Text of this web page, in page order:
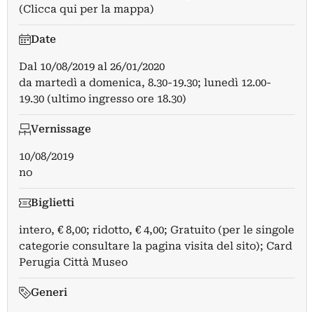
(Clicca qui per la mappa)
Date
Dal 10/08/2019 al 26/01/2020
da martedì a domenica, 8.30-19.30; lunedì 12.00-
19.30 (ultimo ingresso ore 18.30)
Vernissage
10/08/2019
no
Biglietti
intero, € 8,00; ridotto, € 4,00; Gratuito (per le singole
categorie consultare la pagina visita del sito); Card
Perugia Città Museo
Generi